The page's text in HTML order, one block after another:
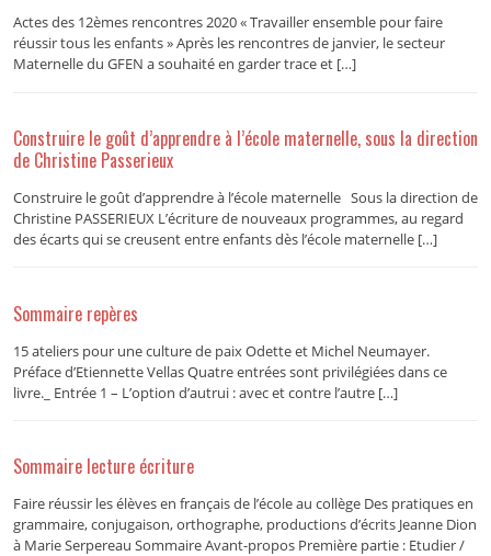
Actes des 12èmes rencontres 2020 « Travailler ensemble pour faire
réussir tous les enfants » Après les rencontres de janvier, le secteur
Maternelle du GFEN a souhaité en garder trace et […]
Construire le goût d’apprendre à l’école maternelle, sous la direction
de Christine Passerieux
Construire le goût d’apprendre à l’école maternelle Sous la direction de
Christine PASSERIEUX L’écriture de nouveaux programmes, au regard
des écarts qui se creusent entre enfants dès l’école maternelle […]
Sommaire repères
15 ateliers pour une culture de paix Odette et Michel Neumayer.
Préface d’Etiennette Vellas Quatre entrées sont privilégiées dans ce
livre._ Entrée 1 – L’option d’autrui : avec et contre l’autre […]
Sommaire lecture écriture
Faire réussir les élèves en français de l’école au collège Des pratiques en
grammaire, conjugaison, orthographe, productions d’écrits Jeanne Dion
à Marie Serpereau Sommaire Avant-propos Première partie : Etudier /